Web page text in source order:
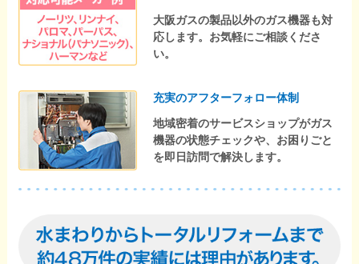
大阪ガスの製品以外のガス機器も対
応します。お気軽にご相談くださ
い。
充実のアフターフォロー体制
地域密着のサービスショップがガス
機器の状態チェックや、お困りごと
を即日訪問で解決します。